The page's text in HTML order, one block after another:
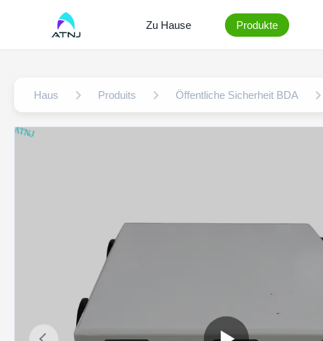
Zu Hause Produkte
Haus Produits Öffentliche Sicherheit BDA